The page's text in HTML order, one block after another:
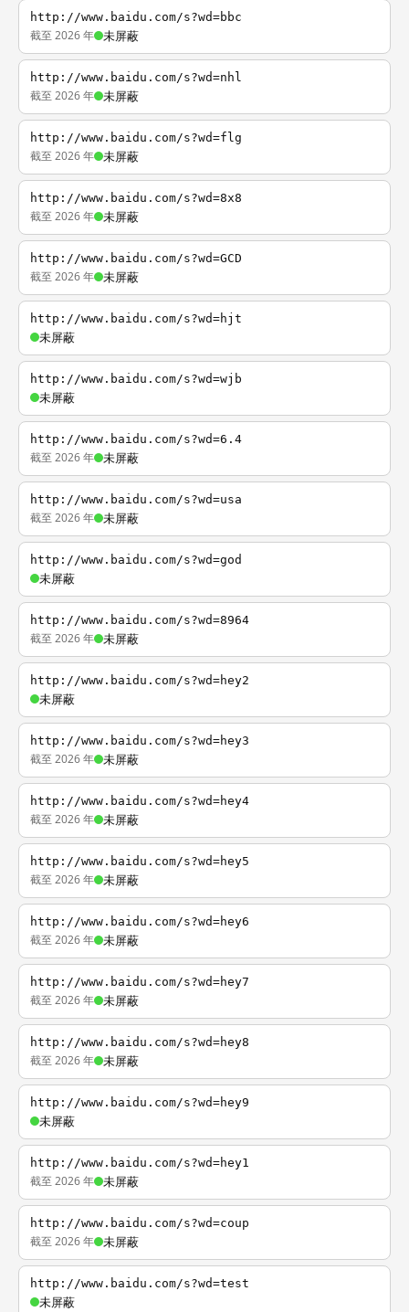
http://www.baidu.com/s?wd=bbc
截至 2026 年 未屏蔽
http://www.baidu.com/s?wd=nhl
截至 2026 年 未屏蔽
http://www.baidu.com/s?wd=flg
截至 2026 年 未屏蔽
http://www.baidu.com/s?wd=8x8
截至 2026 年 未屏蔽
http://www.baidu.com/s?wd=GCD
截至 2026 年 未屏蔽
http://www.baidu.com/s?wd=hjt
未屏蔽
http://www.baidu.com/s?wd=wjb
未屏蔽
http://www.baidu.com/s?wd=6.4
截至 2026 年 未屏蔽
http://www.baidu.com/s?wd=usa
截至 2026 年 未屏蔽
http://www.baidu.com/s?wd=god
未屏蔽
http://www.baidu.com/s?wd=8964
截至 2026 年 未屏蔽
http://www.baidu.com/s?wd=hey2
未屏蔽
http://www.baidu.com/s?wd=hey3
截至 2026 年 未屏蔽
http://www.baidu.com/s?wd=hey4
截至 2026 年 未屏蔽
http://www.baidu.com/s?wd=hey5
截至 2026 年 未屏蔽
http://www.baidu.com/s?wd=hey6
截至 2026 年 未屏蔽
http://www.baidu.com/s?wd=hey7
截至 2026 年 未屏蔽
http://www.baidu.com/s?wd=hey8
截至 2026 年 未屏蔽
http://www.baidu.com/s?wd=hey9
未屏蔽
http://www.baidu.com/s?wd=hey1
截至 2026 年 未屏蔽
http://www.baidu.com/s?wd=coup
截至 2026 年 未屏蔽
http://www.baidu.com/s?wd=test
未屏蔽